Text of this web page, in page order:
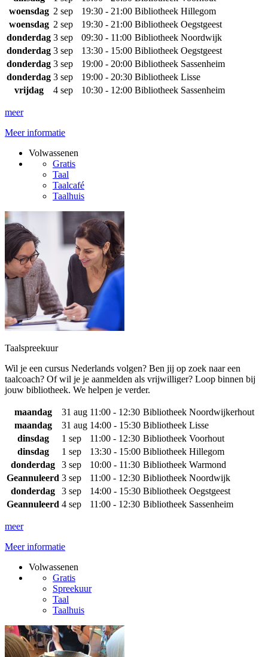
woensdag 2 sep 19:30 - 21:00 Bibliotheek Hillegom
woensdag 2 sep 19:30 - 21:00 Bibliotheek Oegstgeest
donderdag 3 sep 09:30 - 11:00 Bibliotheek Noordwijk
donderdag 3 sep 13:30 - 15:00 Bibliotheek Oegstgeest
donderdag 3 sep 19:00 - 20:00 Bibliotheek Sassenheim
donderdag 3 sep 19:00 - 20:30 Bibliotheek Lisse
vrijdag
4 sep 10:30 - 12:00 Bibliotheek Sassenheim
meer
Meer informatie
Volwassenen
Gratis
Taal
Taalcafé
Taalhuis
Taalspreekuur
Wil je een cursus Nederlands volgen? Ben jij op zoek naar een
taalcoach? Of wil je je aanmelden als vrijwilliger? Loop binnen bij
jouw bibliotheek. We helpen je verder.
maandag 31 aug 11:00 - 12:30 Bibliotheek Noordwijkerhout
maandag
31 aug 14:00 - 15:30 Bibliotheek Lisse
dinsdag
1 sep 11:00 - 12:30 Bibliotheek Voorhout
dinsdag
1 sep 13:30 - 15:00 Bibliotheek Hillegom
donderdag
3 sep 10:00 - 11:30 Bibliotheek Warmond
Geannuleerd 3 sep 11:00 - 12:30 Bibliotheek Noordwijk
donderdag
3 sep 14:00 - 15:30 Bibliotheek Oegstgeest
Geannuleerd 4 sep 11:00 - 12:30 Bibliotheek Sassenheim
meer
Meer informatie
Volwassenen
Gratis
Spreekuur
Taal
Taalhuis